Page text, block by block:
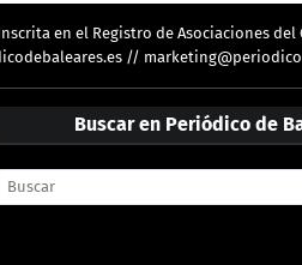
en el Registro de Asociaciones del
//
Buscar en Periódico de